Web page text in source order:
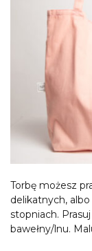
Torbę możesz
delikatnych,
stopniach.
bawełny/lnu.